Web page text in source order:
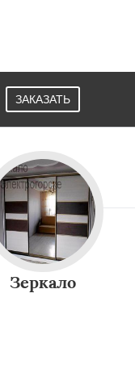
ЗАКАЗАТЬ
Зеркало